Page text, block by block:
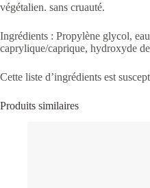
végétalien. sans cruauté.
Ingrédients : Propylène glycol,
caprylique/caprique, hydroxyde
Cette liste d’ingrédients est
Produits similaires